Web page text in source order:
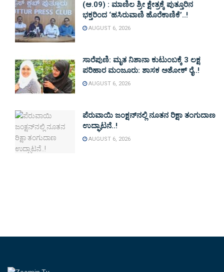
(ಆ.09) : ಮಾಣಿಲ ಶ್ರೀ ಕ್ಷೇತ್ರಕ್ಕೆ ಪುತ್ತೂರಿನ
ಭಕ್ತರಿಂದ ‘ಹಸಿರುವಾಣಿ ಹೊರೆಕಾಣಿಕೆ’..!
AUGUST 6, 2026
ಸಾರೆಪುಣಿ: ಮೃತ ನಿಶಾನಾ ಕುಟುಂಬಕ್ಕೆ 3 ಲಕ್ಷ
ಪರಿಹಾರ ಮಂಜೂರು: ಶಾಸಕ ಅಶೋಕ್ ರೈ..!
AUGUST 6, 2026
ಪೆರುವಾಯಿ ಜಂಕ್ಷನ್‌ನಲ್ಲಿ ನೂತನ ರಿಕ್ಷಾ ತಂಗುದಾಣ
ಉದ್ಘಾಟನೆ..!
AUGUST 6, 2026